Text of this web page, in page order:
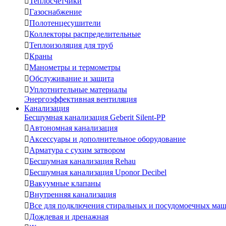
Газоснабжение
Полотенцесушители
Коллекторы распределительные
Теплоизоляция для труб
Краны
Манометры и термометры
Обслуживание и защита
Уплотнительные материалы
Энергоэффективная вентиляция
Канализация
Бесшумная канализация Geberit Silent-PP
Автономная канализация
Аксессуары и дополнительное оборудование
Арматура с сухим затвором
Бесшумная канализация Rehau
Бесшумная канализация Uponor Decibel
Вакуумные клапаны
Внутренняя канализация
Все для подключения стиральных и посудомоечных
Дождевая и дренажная